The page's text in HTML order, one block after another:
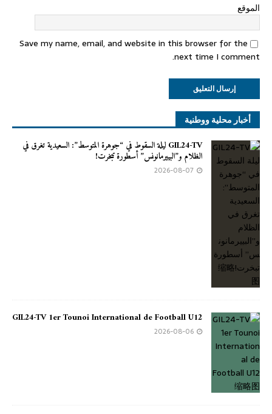
الموقع
Save my name, email, and website in this browser for the
next time I comment.
أخبار محلية ووطنية
GIL24-TV ليلة السقوط في “جوهرة المتوسط”: السعيدية تغرق في
الظلام و”البييرمانونس” أسطورة تبخرت!
2026-08-07
GIL24-TV 1er Tounoi International de Football U12
2026-08-06